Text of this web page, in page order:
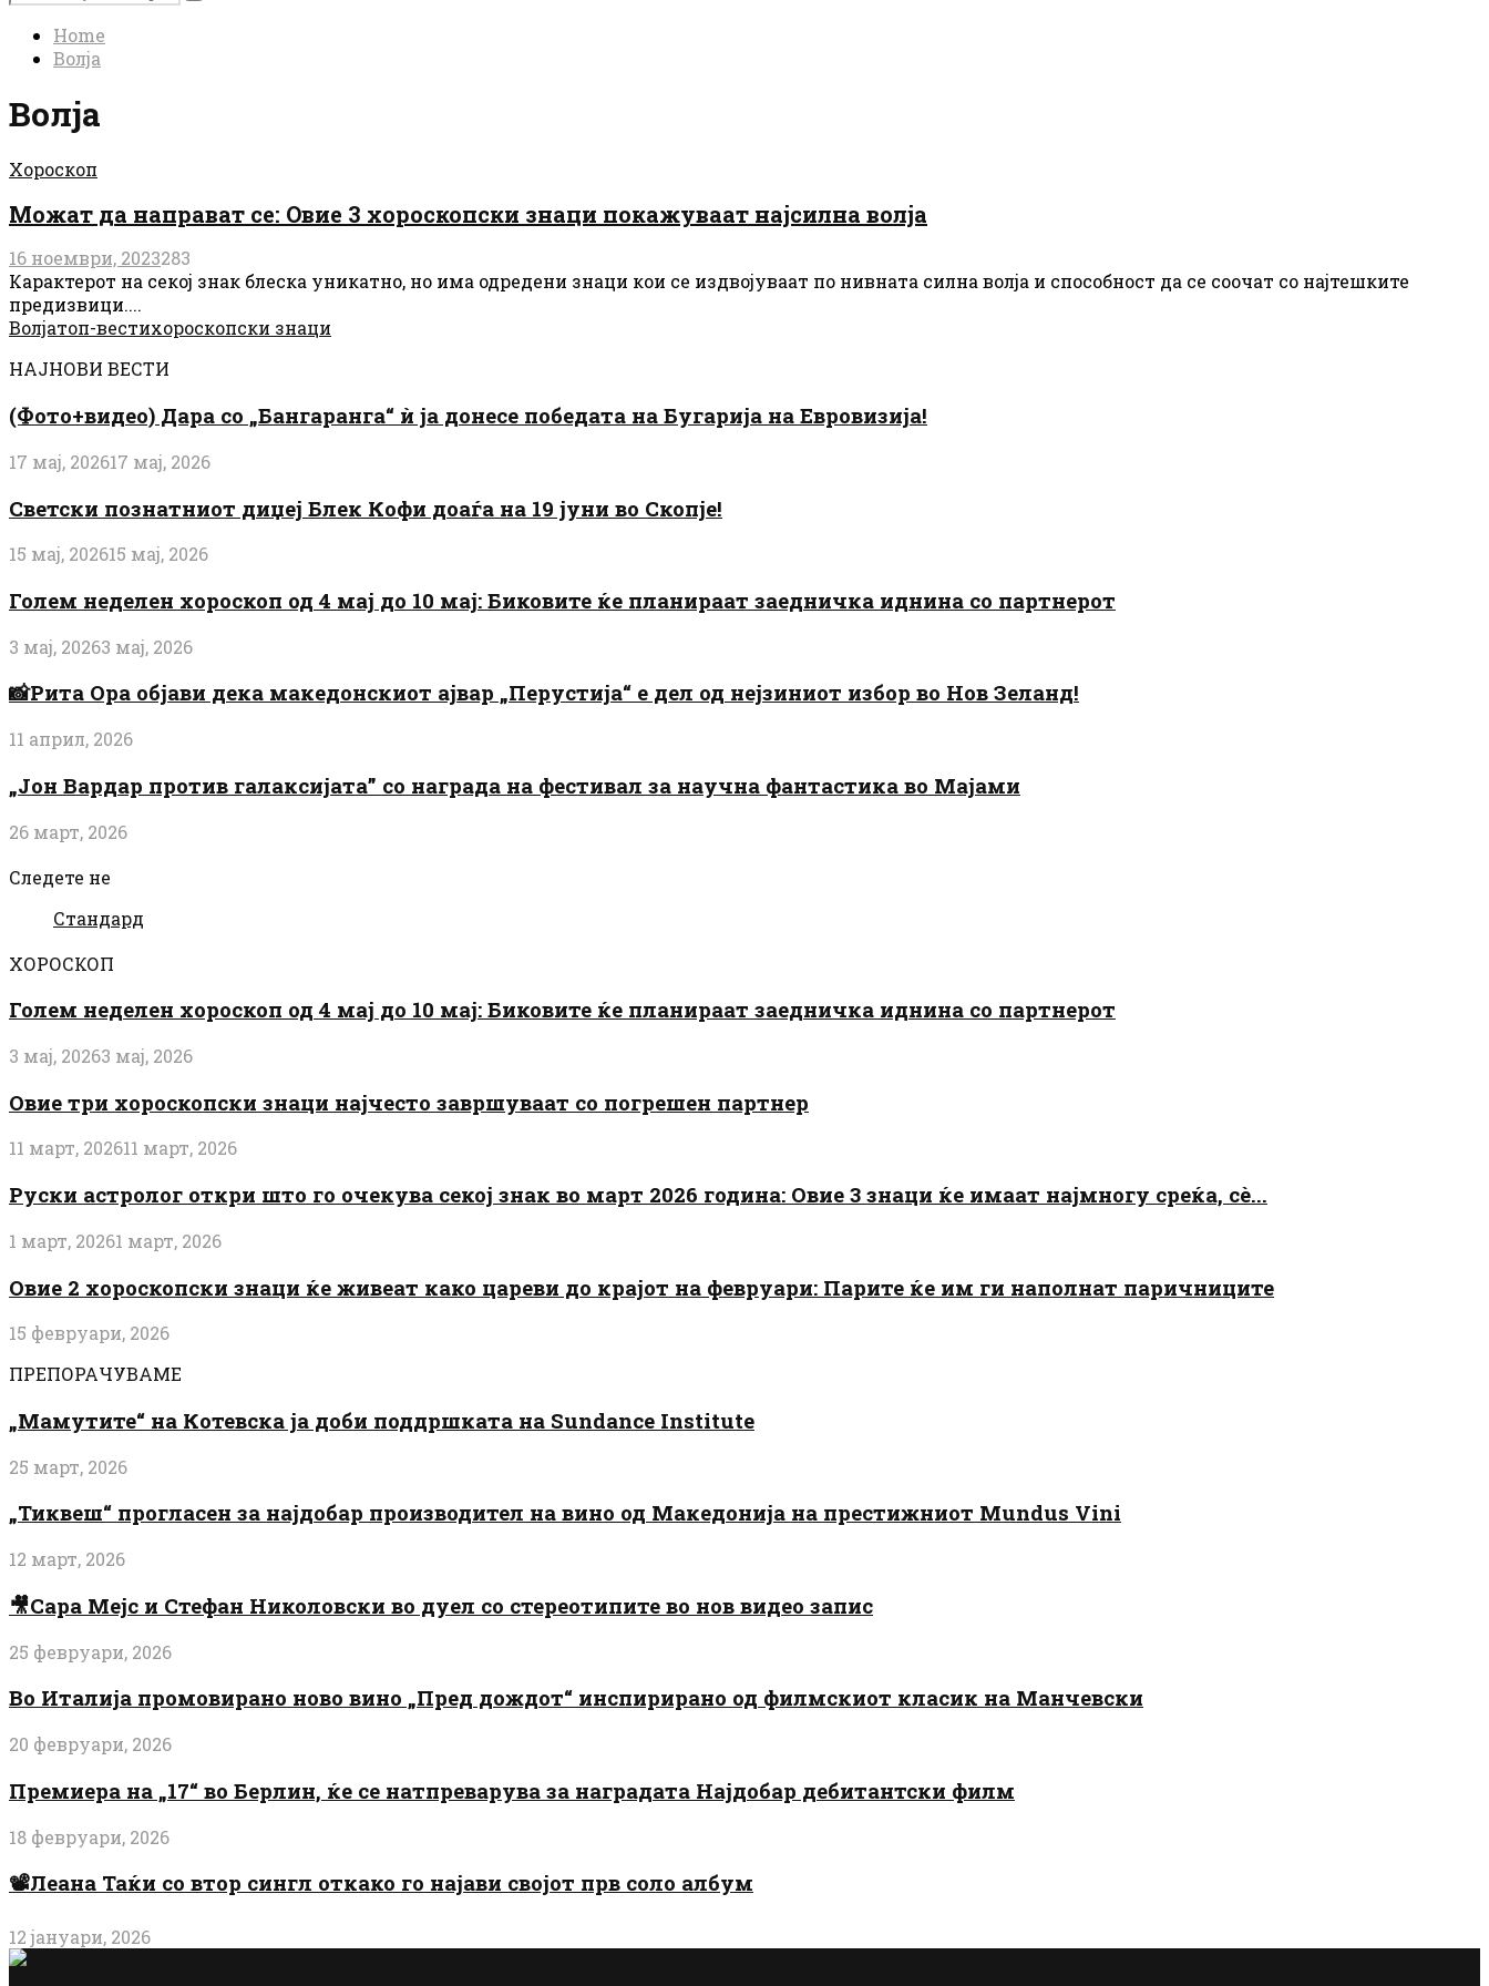
for:
Search
Home
Волја
Волја
Хороскоп
Можат да направат се: Овие 3 хороскопски знаци покажуваат најсилна волја
16 ноември, 2023283
Карактерот на секој знак блеска уникатно, но има одредени знаци кои се издвојуваат по нивната силна волја и способност да се соочат со најтешките
предизвици....
Волјатоп-вестихороскопски знаци
НАЈНОВИ ВЕСТИ
(Фото+видео) Дара со „Бангаранга“ ѝ ја донесе победата на Бугарија на Евровизија!
17 мај, 202617 мај, 2026
Светски познатниот диџеј Блек Кофи доаѓа на 19 јуни во Скопје!
15 мај, 202615 мај, 2026
Голем неделен хороскоп од 4 мај до 10 мај: Биковите ќе планираат заедничка иднина со партнерот
3 мај, 20263 мај, 2026
📸Рита Ора објави дека македонскиот ајвар „Перустија“ е дел од нејзиниот избор во Нов Зеланд!
11 април, 2026
„Јон Вардар против галаксијата” со награда на фестивал за научна фантастика во Мајами
26 март, 2026
Следете не
Стандард
ХОРОСКОП
Голем неделен хороскоп од 4 мај до 10 мај: Биковите ќе планираат заедничка иднина со партнерот
3 мај, 20263 мај, 2026
Овие три хороскопски знаци најчесто завршуваат со погрешен партнер
11 март, 202611 март, 2026
Руски астролог откри што го очекува секој знак во март 2026 година: Овие 3 знаци ќе имаат најмногу среќа, сè...
1 март, 20261 март, 2026
Овие 2 хороскопски знаци ќе живеат како цареви до крајот на февруари: Парите ќе им ги наполнат паричниците
15 февруари, 2026
ПРЕПОРАЧУВАМЕ
„Мамутите“ на Котевска ја доби поддршката на Sundance Institute
25 март, 2026
„Тиквеш“ прогласен за најдобар производител на вино од Македонија на престижниот Mundus Vini
12 март, 2026
🎥Сара Мејс и Стефан Николовски во дуел со стереотипите во нов видео запис
25 февруари, 2026
Во Италија промовирано ново вино „Пред дождот“ инспирирано од филмскиот класик на Манчевски
20 февруари, 2026
Премиера на „17“ во Берлин, ќе се натпреварува за наградата Најдобар дебитантски филм
18 февруари, 2026
📽️Леана Таќи со втор сингл откако го најави својот прв соло албум
12 јануари, 2026